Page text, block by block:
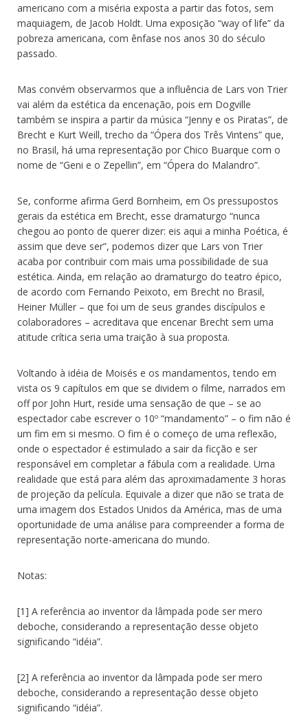
americano com a miséria exposta a partir das fotos, sem
maquiagem, de Jacob Holdt. Uma exposição “way of life” da
pobreza americana, com ênfase nos anos 30 do século
passado.
Mas convém observarmos que a influência de Lars von Trier
vai além da estética da encenação, pois em Dogville
também se inspira a partir da música “Jenny e os Piratas”, de
Brecht e Kurt Weill, trecho da “Ópera dos Três Vintens” que,
no Brasil, há uma representação por Chico Buarque com o
nome de “Geni e o Zepellin”, em “Ópera do Malandro”.
Se, conforme afirma Gerd Bornheim, em Os pressupostos
gerais da estética em Brecht, esse dramaturgo “nunca
chegou ao ponto de querer dizer: eis aqui a minha Poética, é
assim que deve ser”, podemos dizer que Lars von Trier
acaba por contribuir com mais uma possibilidade de sua
estética. Ainda, em relação ao dramaturgo do teatro épico,
de acordo com Fernando Peixoto, em Brecht no Brasil,
Heiner Müller – que foi um de seus grandes discípulos e
colaboradores – acreditava que encenar Brecht sem uma
atitude crítica seria uma traição à sua proposta.
Voltando à idéia de Moisés e os mandamentos, tendo em
vista os 9 capítulos em que se dividem o filme, narrados em
off por John Hurt, reside uma sensação de que – se ao
espectador cabe escrever o 10º “mandamento” – o fim não é
um fim em si mesmo. O fim é o começo de uma reflexão,
onde o espectador é estimulado a sair da ficção e ser
responsável em completar a fábula com a realidade. Uma
realidade que está para além das aproximadamente 3 horas
de projeção da película. Equivale a dizer que não se trata de
uma imagem dos Estados Unidos da América, mas de uma
oportunidade de uma análise para compreender a forma de
representação norte-americana do mundo.
Notas:
[1] A referência ao inventor da lâmpada pode ser mero
deboche, considerando a representação desse objeto
significando “idéia”.
[2] A referência ao inventor da lâmpada pode ser mero
deboche, considerando a representação desse objeto
significando “idéia”.